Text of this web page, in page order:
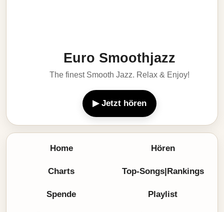
Euro Smoothjazz
The finest Smooth Jazz. Relax & Enjoy!
▶ Jetzt hören
Home Hören
Charts Top-Songs|Rankings
Spende Playlist